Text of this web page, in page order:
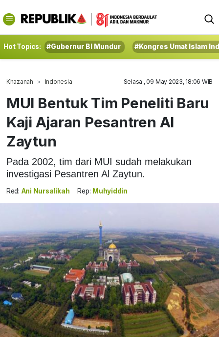
Hot Topics: #Gubernur BI Mundur #Kongres Umat Islam
Khazanah Indonesia Selasa , 09 May 2023, 18:06 WIB
MUI Bentuk Tim Peneliti Baru
Kaji Ajaran Pesantren Al
Zaytun
Pada 2002, tim dari MUI sudah melakukan
investigasi Pesantren Al Zaytun.
Red: Ani Nursalikah Rep: Muhyiddin